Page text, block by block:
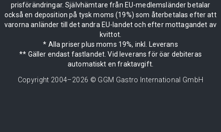
prisförändringar. Självhämtare från EU-medlemsländer betalar
också en deposition på tysk moms (19%) som återbetalas efter att
varorna anländer till det andra EU-landet och efter mottagandet av
kvittot.
* Alla priser plus moms 19%, inkl. Leverans
** Gäller endast fastlandet. Vid leverans för öar debiteras
automatiskt en fraktavgift.
Copyright 2004–2026 © GGM Gastro International GmbH